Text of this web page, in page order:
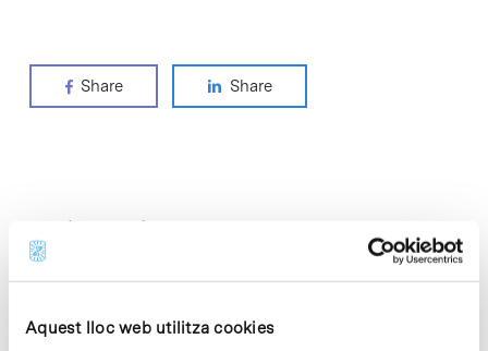
Aquest lloc web utilitza cookies
Share Share
Notícies més vistes